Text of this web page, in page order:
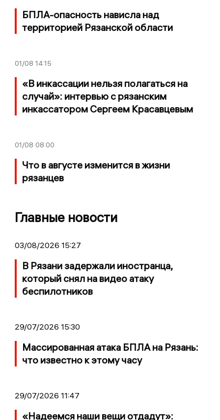
БПЛА-опасность нависла над
территорией Рязанской области
01/08 14:15
«В инкассации нельзя полагаться на
случай»: интервью с рязанским
инкассатором Сергеем Красавцевым
01/08 08:00
Что в августе изменится в жизни
рязанцев
Главные новости
03/08/2026 15:27
В Рязани задержали иностранца,
который снял на видео атаку
беспилотников
29/07/2026 15:30
Массированная атака БПЛА на Рязань:
что известно к этому часу
29/07/2026 11:47
«Надеемся наши вещи отдадут»: